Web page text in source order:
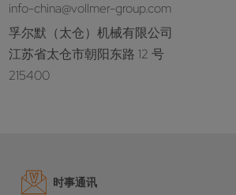
info-china@vollmer-group.com
孚尔默（太仓）机械有限公司
江苏省太仓市朝阳东路 12 号
215400
时事通讯